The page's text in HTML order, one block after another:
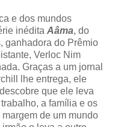
e dos mundos
inédita Aâma, do
ganhadora do Prêmio
Verloc Nim
Graças a um jornal
lhe entrega, ele
que ele leva
a família e os
de um mundo